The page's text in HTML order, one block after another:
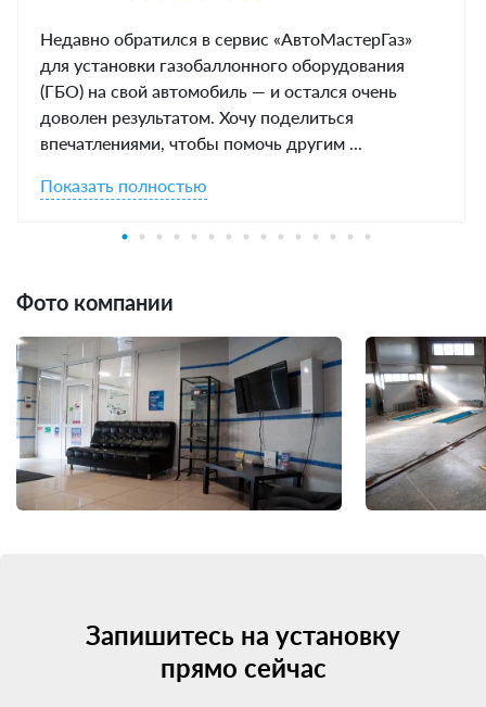
Недавно обратился в сервис «АвтоМастерГаз»
для установки газобаллонного оборудования
(ГБО) на свой автомобиль — и остался очень
доволен результатом. Хочу поделиться
впечатлениями, чтобы помочь другим ...
Показать полностью
Фото компании
Запишитесь на установку
прямо сейчас